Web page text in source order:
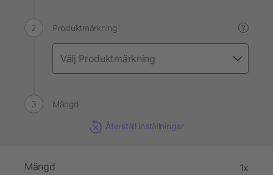
Produktmärkning ?
Mängd
Återställ inställningar
Mängd 1x